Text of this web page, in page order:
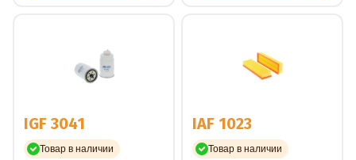
IGF 3041
Товар в наличии
IAF 1023
Товар в наличии